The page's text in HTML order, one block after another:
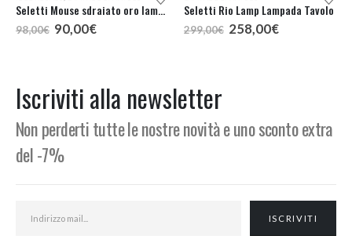
Seletti Mouse sdraiato oro lampada tavolo
98,00€ Il
prezzo
90,00€Il
Seletti Rio Lamp Lampada Tavolo
299,00€ Il
prezzo
258,00€Il
Iscriviti alla newsletter
Non perderti tutte le nostre novità e uno sconto extra
del -7%